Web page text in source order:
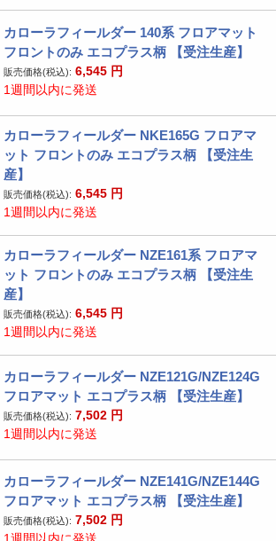
カローラフィールダー 140系 フロアマット
フロントのみ エコプラス柄 【受注生産】
販売価格(税込): 6,545 円
1週間以内に発送
カローラフィールダー NKE165G フロアマ
ット フロントのみ エコプラス柄 【受注生
産】
販売価格(税込): 6,545 円
1週間以内に発送
カローラフィールダー NZE161系 フロアマ
ット フロントのみ エコプラス柄 【受注生
産】
販売価格(税込): 6,545 円
1週間以内に発送
カローラフィールダー NZE121G/NZE124G
フロアマット エコプラス柄 【受注生産】
販売価格(税込): 7,502 円
1週間以内に発送
カローラフィールダー NZE141G/NZE144G
フロアマット エコプラス柄 【受注生産】
販売価格(税込): 7,502 円